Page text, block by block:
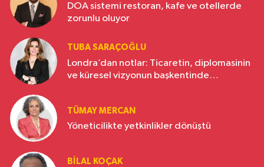
DOA sistemi restoran, kafe ve otellerde
zorunlu oluyor
TUBA SARAÇOĞLU
Londra’dan notlar: Ticaretin, diplomasinin
ve küresel vizyonun başkentinde
TÜMAY MERCAN
Yöneticilikte yetkinlikler dönüştü
BILAL KOÇAK